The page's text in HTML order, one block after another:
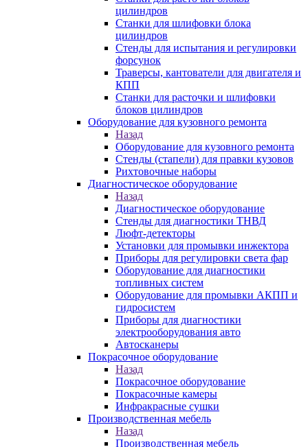
цилиндров
Станки для шлифовки блока
цилиндров
Стенды для испытания и регулировки
форсунок
Траверсы, кантователи для двигателя и
КПП
Станки для расточки и шлифовки
блоков цилиндров
Оборудование для кузовного ремонта
Назад
Оборудование для кузовного ремонта
Стенды (стапели) для правки кузовов
Рихтовочные наборы
Диагностическое оборудование
Назад
Диагностическое оборудование
Стенды для диагностики ТНВД
Люфт-детекторы
Установки для промывки инжектора
Приборы для регулировки света фар
Оборудование для диагностики
топливных систем
Оборудование для промывки АКПП и
гидросистем
Приборы для диагностики
электрооборудования авто
Автосканеры
Покрасочное оборудование
Назад
Покрасочное оборудование
Покрасочные камеры
Инфракрасные сушки
Производственная мебель
Назад
Производственная мебель